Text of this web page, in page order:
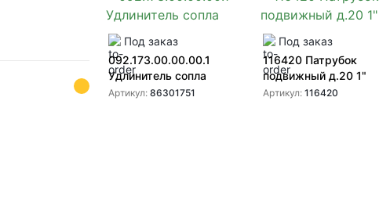
Под заказ
092.173.00.00.00.1
Удлинитель сопла
Артикул: 86301751
Под заказ
116420 Патрубок
подвижный д.20 1"
Артикул:116420